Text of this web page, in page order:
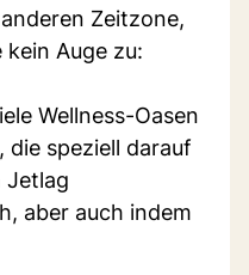
Zeitzone,
Auge zu:
Wellness-Oasen
die speziell darauf
Jetlag
aber auch indem